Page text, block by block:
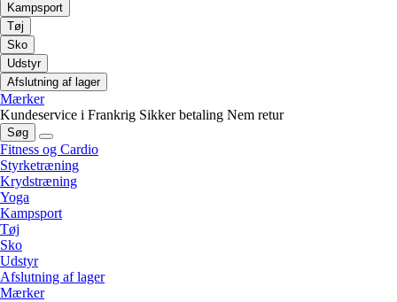
Kampsport
Tøj
Sko
Udstyr
Afslutning af lager
Mærker
Kundeservice i Frankrig Sikker betaling Nem retur
Søg
Fitness og Cardio
Styrketræning
Krydstræning
Yoga
Kampsport
Tøj
Sko
Udstyr
Afslutning af lager
Mærker